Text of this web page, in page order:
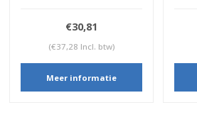
€30,81
(€37,28 Incl. btw)
Meer informatie